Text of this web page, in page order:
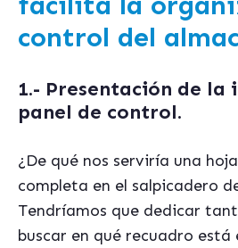
control del
1.- Presentación de la
panel de control.
¿De qué nos serviría una
completa en el salpicadero
Tendríamos que dedicar
buscar en qué recuadro